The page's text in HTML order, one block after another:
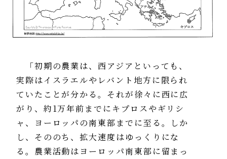
「初期の農業は、西アジアといっても、
実際はイスラエルやレバント地方に限られ
ていたことが分かる。それが徐々に西に広
がり、約1万年前までにキプロスやギリシ
ャ、ヨーロッパの南東部までに至る。しか
し、そののち、拡大速度はゆっくりにな
る。農業活動はヨーロッパ南東部に留まっ